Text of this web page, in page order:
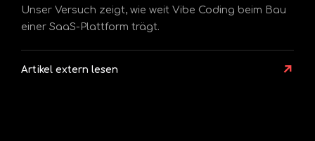
Unser Versuch zeigt, wie weit Vibe Coding beim Bau
einer SaaS-Plattform trägt.
Artikel extern lesen ↗